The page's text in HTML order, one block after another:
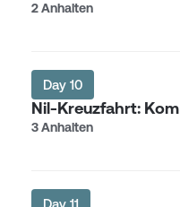
2 Anhalten
Day 10
Nil-Kreuzfahrt:
3 Anhalten